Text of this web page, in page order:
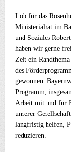
Lob für das
Ministerialrat im
und Soziales
haben wir gerne
Zeit ein Randthema
des
gewonnen.
Programm,
Arbeit mit und für
unserer
langfristig helfen,
reduzieren.